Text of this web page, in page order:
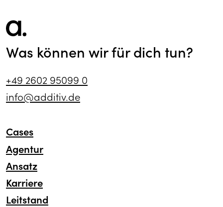
Was können wir für dich tun?
+49 2602 95099 0
info@additiv.de
Cases
Agentur
Ansatz
Karriere
Leitstand